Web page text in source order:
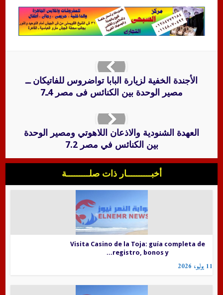
الأجندة الخفية لزيارة البابا تواضروس للفاتيكان ــ
مصير الوحدة بين الكنائس فى مصر 4ـ7
العهدة الشنودية والاذعان اللاهوتي ومصير الوحدة
بين الكنائس في مصر 7.2
أخبــــــــــار ذات صلـــــــــة
Visita Casino de la Toja: guía completa de
registro, bonos y...
11 يوليو، 2026